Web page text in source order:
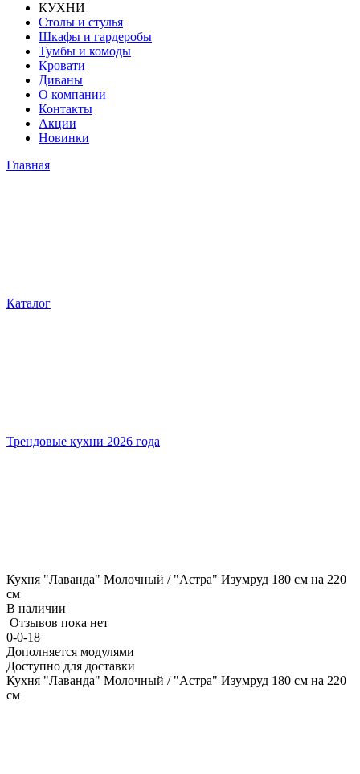
КУХНИ
Столы и стулья
Шкафы и гардеробы
Тумбы и комоды
Кровати
Диваны
О компании
Контакты
Акции
Новинки
Главная
Каталог
Трендовые кухни 2026 года
Кухня "Лаванда" Молочный / "Астра" Изумруд 180 см на 220
см
В наличии
Отзывов пока нет
0-0-18
Дополняется модулями
Доступно для доставки
Кухня "Лаванда" Молочный / "Астра" Изумруд 180 см на 220
см